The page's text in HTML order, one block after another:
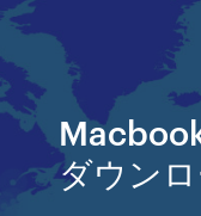
ダウン